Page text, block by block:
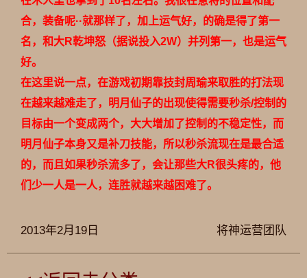
合，装备呢··就那样了，加上运气好，的确是得了第一
名，和大R乾坤怒（据说投入2W）并列第一，也是运气
好。
在这里说一点，在游戏初期靠技封周瑜来取胜的打法现
在越来越难走了，明月仙子的出现使得需要秒杀/控制的
目标由一个变成两个，大大增加了控制的不稳定性，而
明月仙子本身又是补刀技能，所以秒杀流现在是最合适
的，而且如果秒杀流多了，会让那些大R很头疼的，他
们少一人是一人，连胜就越来越困难了。
将神运营团队
2013年2月19日